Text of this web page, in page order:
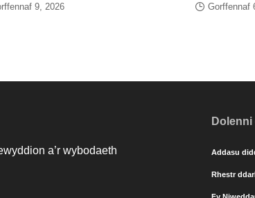
9, 2026 Gorffennaf
a’r wybodaeth
Addasu
Rhestr